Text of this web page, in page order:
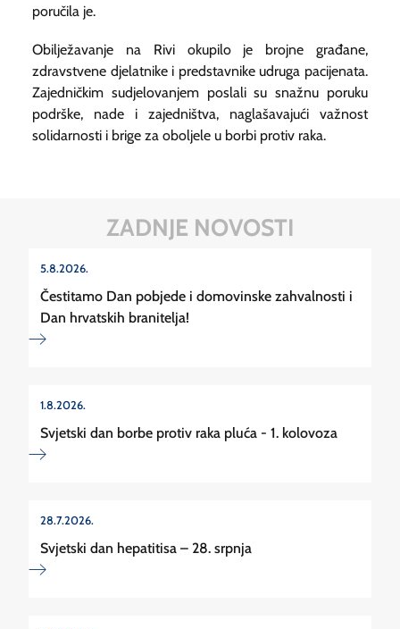
poručila je.
Obilježavanje na Rivi okupilo je brojne građane,
zdravstvene djelatnike i predstavnike udruga pacijenata.
Zajedničkim sudjelovanjem poslali su snažnu poruku
podrške, nade i zajedništva, naglašavajući važnost
solidarnosti i brige za oboljele u borbi protiv raka.
ZADNJE NOVOSTI
5.8.2026.
Čestitamo Dan pobjede i domovinske zahvalnosti i
Dan hrvatskih branitelja!
1.8.2026.
Svjetski dan borbe protiv raka pluća - 1. kolovoza
28.7.2026.
Svjetski dan hepatitisa – 28. srpnja